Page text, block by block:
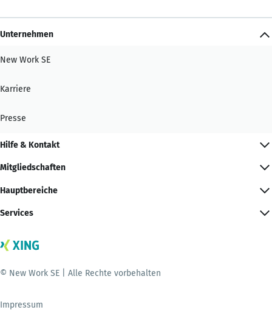
Unternehmen
New Work SE
Karriere
Presse
Hilfe & Kontakt
Mitgliedschaften
Hauptbereiche
Services
© New Work SE | Alle Rechte vorbehalten
Impressum